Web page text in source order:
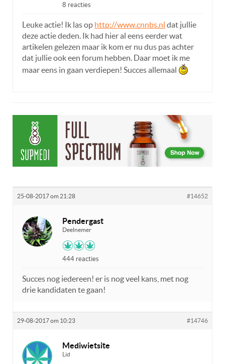
8 reacties
Leuke actie! Ik las op http://www.cnnbs.nl dat jullie
deze actie deden. Ik had hier al eens eerder wat
artikelen gelezen maar ik kom er nu dus pas achter
dat jullie ook een forum hebben. Daar moet ik me
maar eens in gaan verdiepen! Succes allemaal
25-08-2017 om 21:28 #14652
Pendergast
Deelnemer
444 reacties
Succes nog iedereen! er is nog veel kans, met nog
drie kandidaten te gaan!
29-08-2017 om 10:23 #14746
Mediwietsite
Lid